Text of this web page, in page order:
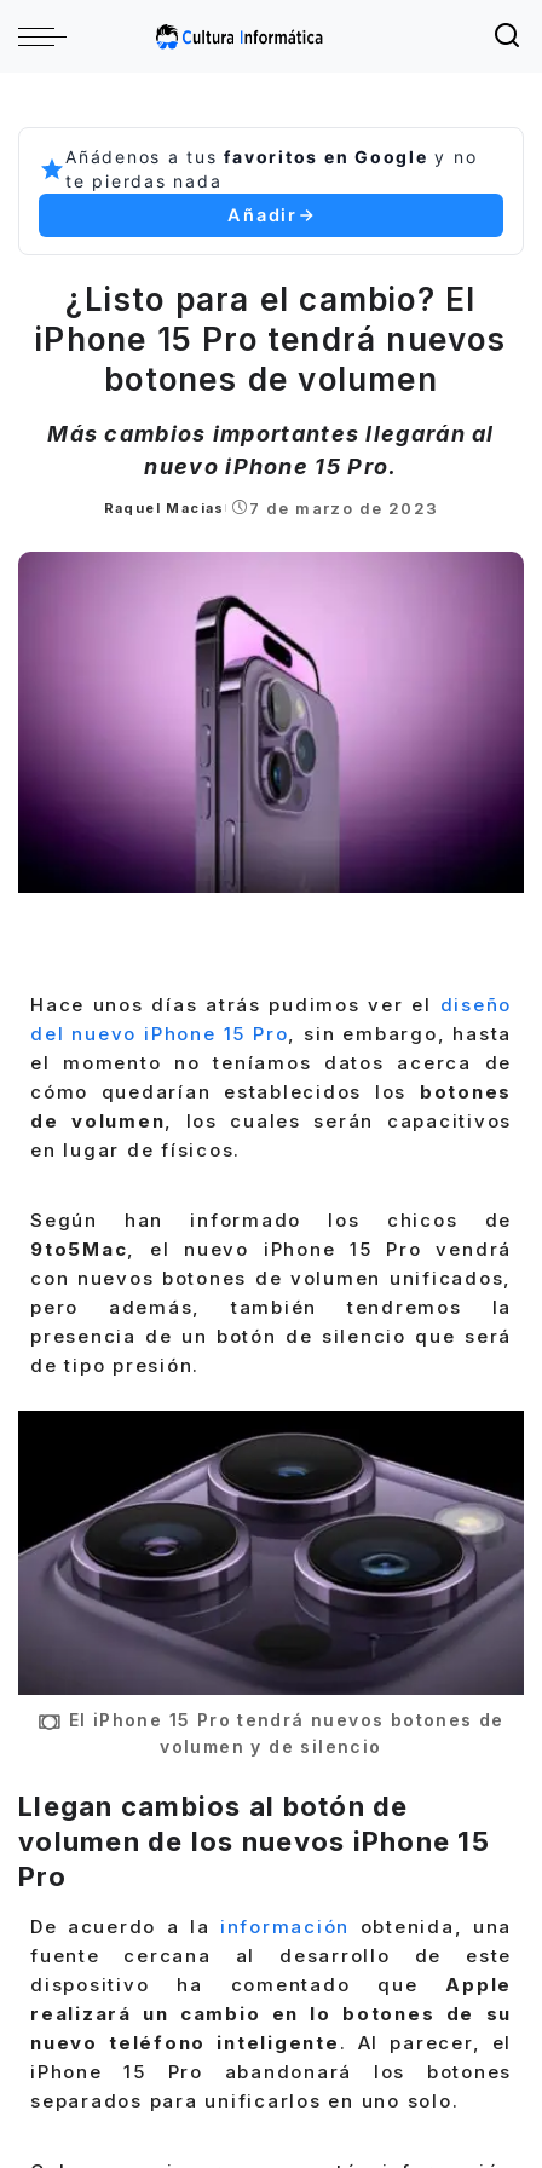
Añádenos a tusfavoritos en Google y no
te pierdas nada
Añadir
¿Listo para el cambio? El
iPhone 15 Pro tendrá nuevos
botones de volumen
Más cambios importantes llegarán al
nuevo iPhone 15 Pro.
Posted
Raquel Macias 7 de marzo de 2023
Hace unos días atrás pudimos ver el diseño
del nuevo iPhone 15 Pro, sin embargo, hasta
el momento no teníamos datos acerca de
cómo quedarían establecidos los
botones
de volumen, los cuales serán capacitivos
en lugar de físicos.
Según han informado los chicos de
9to5Mac, el nuevo iPhone 15 Pro vendrá
con nuevos botones de volumen unificados,
pero además, también tendremos la
presencia de un botón de silencio que será
de tipo presión.
El iPhone 15 Pro tendrá nuevos botones de
volumen y de silencio
Llegan cambios al botón de
volumen de los nuevos iPhone 15
Pro
De acuerdo a la información
obtenida, una
fuente cercana al desarrollo de este
dispositivo ha comentado queApple
realizará un cambio en lo botones de su
nuevo teléfono inteligente . Al parecer, el
iPhone 15 Pro abandonará los botones
separados para unificarlos en uno solo.